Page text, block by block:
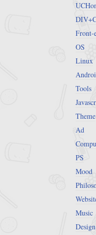
Front-
OS
Linux
Tools
Theme
Ad
PS
Mood
Music
Design